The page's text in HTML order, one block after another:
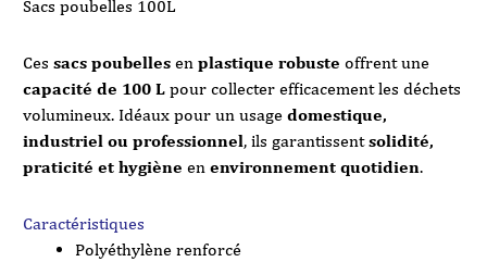
Sacs poubelles 100L
Ces sacs poubelles en plastique robuste offrent une
capacité de 100 L pour collecter efficacement les déchets
volumineux. Idéaux pour un usage domestique,
industriel ou professionnel, ils garantissentsolidité,
praticité et hygiène en environnement quotidien.
Caractéristiques
Polyéthylène renforcé